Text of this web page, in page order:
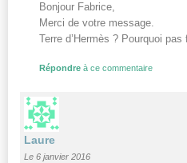
Bonjour Fabrice,
Merci de votre message.
Terre d’Hermès ? Pourquoi
Répondre à ce commentaire
Laure
Le 6 janvier 2016